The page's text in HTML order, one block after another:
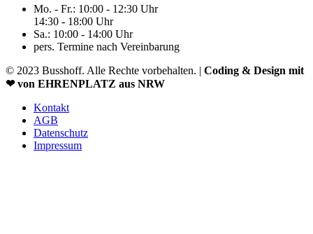
Mo. - Fr.: 10:00 - 12:30 Uhr
14:30 - 18:00 Uhr
Sa.: 10:00 - 14:00 Uhr
pers. Termine nach Vereinbarung
© 2023 Busshoff. Alle Rechte vorbehalten. | Coding & Design mit
❤ von EHRENPLATZ aus NRW
Kontakt
AGB
Datenschutz
Impressum